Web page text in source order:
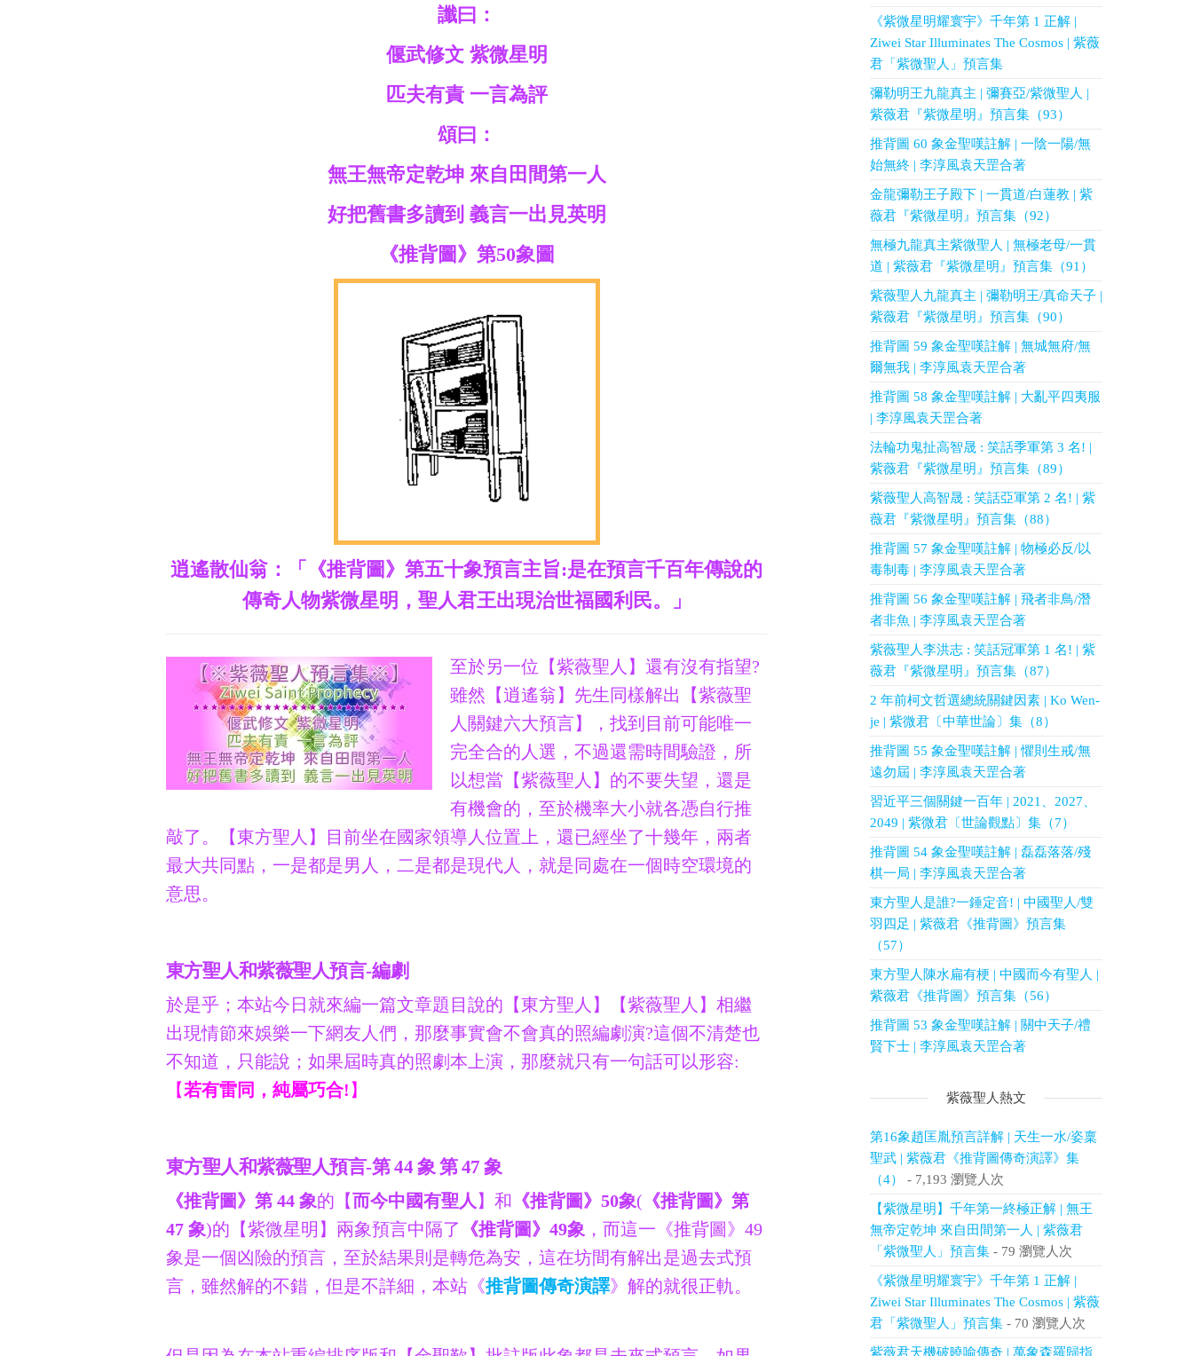
讖曰：
偃武修文 紫微星明
匹夫有責 一言為評
頌曰：
無王無帝定乾坤 來自田間第一人
好把舊書多讀到 義言一出見英明
《推背圖》第50象圖
逍遙散仙翁：「《推背圖》第五十象預言主旨:是在預言千百年傳說的
傳奇人物紫微星明，聖人君王出現治世福國利民。」
至於另一位【紫薇聖人】還有沒有指望?
雖然【逍遙翁】先生同樣解出【紫薇聖
人關鍵六大預言】，找到目前可能唯一
完全合的人選，不過還需時間驗證，所
以想當【紫薇聖人】的不要失望，還是
有機會的，至於機率大小就各憑自行推
敲了。
【東方聖人】目前坐在國家領導人位置上，還已經坐了十幾年，兩者
最大共同點，一是都是男人，二是都是現代人，就是同處在一個時空環境的
意思。
東方聖人和紫薇聖人預言-編劇
於是乎；本站今日就來編一篇文章題目說的【東方聖人】【紫薇聖人】相繼
出現情節來娛樂一下網友人們，那麼事實會不會真的照編劇演?這個不清楚也
不知道，只能說；如果屆時真的照劇本上演，那麼就只有一句話可以形容:
【若有雷同，純屬巧合! 】
東方聖人和紫薇聖人預言-第 44 象 第 47 象
《推背圖》第 44 象的【而今中國有聖人 】和 《推背圖》50象( 《推背圖》第
47 象)的【紫微星明】兩象預言中隔了 《推背圖》49象 ，而這一《推背圖》49
象是一個凶險的預言，至於結果則是轉危為安，這在坊間有解出是過去式預
言，雖然解的不錯，但是不詳細，本站《推背圖傳奇演譯》解的就很正軌。
《紫微星明耀寰宇》千年第 1 正解 |
Ziwei Star Illuminates The Cosmos | 紫薇
君「紫微聖人」預言集
彌勒明王九龍真主 | 彌賽亞/紫微聖人 |
紫薇君『紫微星明』預言集（93）
推背圖 60 象金聖嘆註解 | 一陰一陽/無
始無終 | 李淳風袁天罡合著
金龍彌勒王子殿下 | 一貫道/白蓮教 | 紫
薇君『紫微星明』預言集（92）
無極九龍真主紫微聖人 | 無極老母/一貫
道 | 紫薇君『紫微星明』預言集（91）
紫薇聖人九龍真主 | 彌勒明王/真命天子 |
紫薇君『紫微星明』預言集（90）
推背圖 59 象金聖嘆註解 | 無城無府/無
爾無我 | 李淳風袁天罡合著
推背圖 58 象金聖嘆註解 | 大亂平四夷服
| 李淳風袁天罡合著
法輪功鬼扯高智晟 : 笑話季軍第 3 名! |
紫薇君『紫微星明』預言集（89）
紫薇聖人高智晟 : 笑話亞軍第 2 名! | 紫
薇君『紫微星明』預言集（88）
推背圖 57 象金聖嘆註解 | 物極必反/以
毒制毒 | 李淳風袁天罡合著
推背圖 56 象金聖嘆註解 | 飛者非鳥/潛
者非魚 | 李淳風袁天罡合著
紫薇聖人李洪志 : 笑話冠軍第 1 名! | 紫
薇君『紫微星明』預言集（87）
2 年前柯文哲選總統關鍵因素 | Ko Wen-
je | 紫微君〔中華世論〕集（8）
推背圖 55 象金聖嘆註解 | 懼則生戒/無
遠勿屆 | 李淳風袁天罡合著
習近平三個關鍵一百年 | 2021、2027、
2049 | 紫微君〔世論觀點〕集（7）
推背圖 54 象金聖嘆註解 | 磊磊落落/殘
棋一局 | 李淳風袁天罡合著
東方聖人是誰?一錘定音! | 中國聖人/雙
羽四足 | 紫薇君《推背圖》預言集
（57）
東方聖人陳水扁有梗 | 中國而今有聖人 |
紫薇君《推背圖》預言集（56）
推背圖 53 象金聖嘆註解 | 關中天子/禮
賢下士 | 李淳風袁天罡合著
紫薇聖人熱文
第16象趙匡胤預言詳解 | 天生一水/姿稟
聖武 | 紫薇君《推背圖傳奇演譯》集
（4）
- 7,193 瀏覽人次
【紫微星明】千年第一終極正解 | 無王
無帝定乾坤 來自田間第一人 | 紫薇君
「紫微聖人」預言集- 79 瀏覽人次
《紫微星明耀寰宇》千年第 1 正解 |
Ziwei Star Illuminates The Cosmos | 紫薇
君「紫微聖人」預言集- 70 瀏覽人次
紫薇君天機破曉喻傳奇 | 萬象森羅歸指